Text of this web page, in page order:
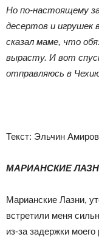
Но по-настоящему
десертов и игрушек
сказал маме, что
вырасту. И вот
отправляюсь в
Текст: Эльчин
МАРИАНСКИЕ
Марианские Лазни,
встретили меня
из-за задержки